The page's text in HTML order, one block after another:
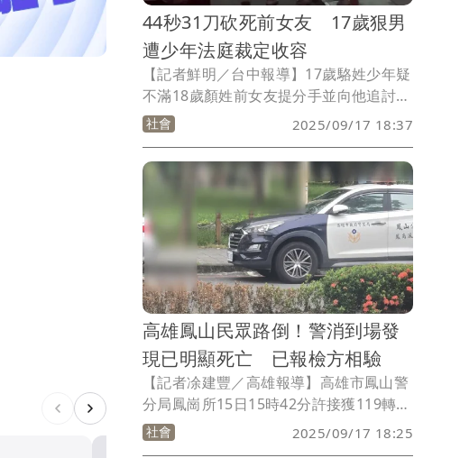
44秒31刀砍死前女友 17歲狠男
遭少年法庭裁定收容
【記者鮮明／台中報導】17歲駱姓少年疑
不滿18歲顏姓前女友提分手並向他追討借
款，昨天將她騙到台中市沙鹿區忠貞路旁
談判，44秒內持刀朝顏女瘋狂砍殺31刀，
造成顏女慘死，今天（17日）下午被依殺
人罪移送台中地院少年法庭。台中地院表
示，經該院少年法庭法官訊問後，認為涉
案少年責付顯不適當，諭知收容在少年觀
護所。
社會 2025/09/17 18:37
高雄鳳山民眾路倒！警消到場發
現已明顯死亡 已報檢方相驗
【記者凃建豐／高雄報導】高雄市鳳山警
分局鳳崗所15日15時42分許接獲119轉報
立志街有人路倒，警網會同消防人員到
場，發現54歲夏男已明顯死亡，鑑識小組
社會 2025/09/17 18:25